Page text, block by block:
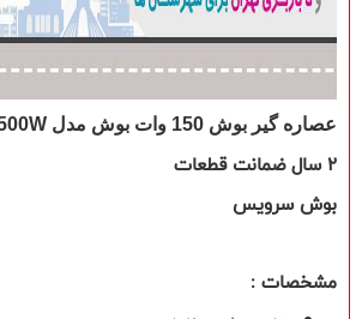
عصاره گیر بوش 150 وات بوش مدل MESM500W
2 سال ضمانت قطعات
بوش سرویس
مشخصات :